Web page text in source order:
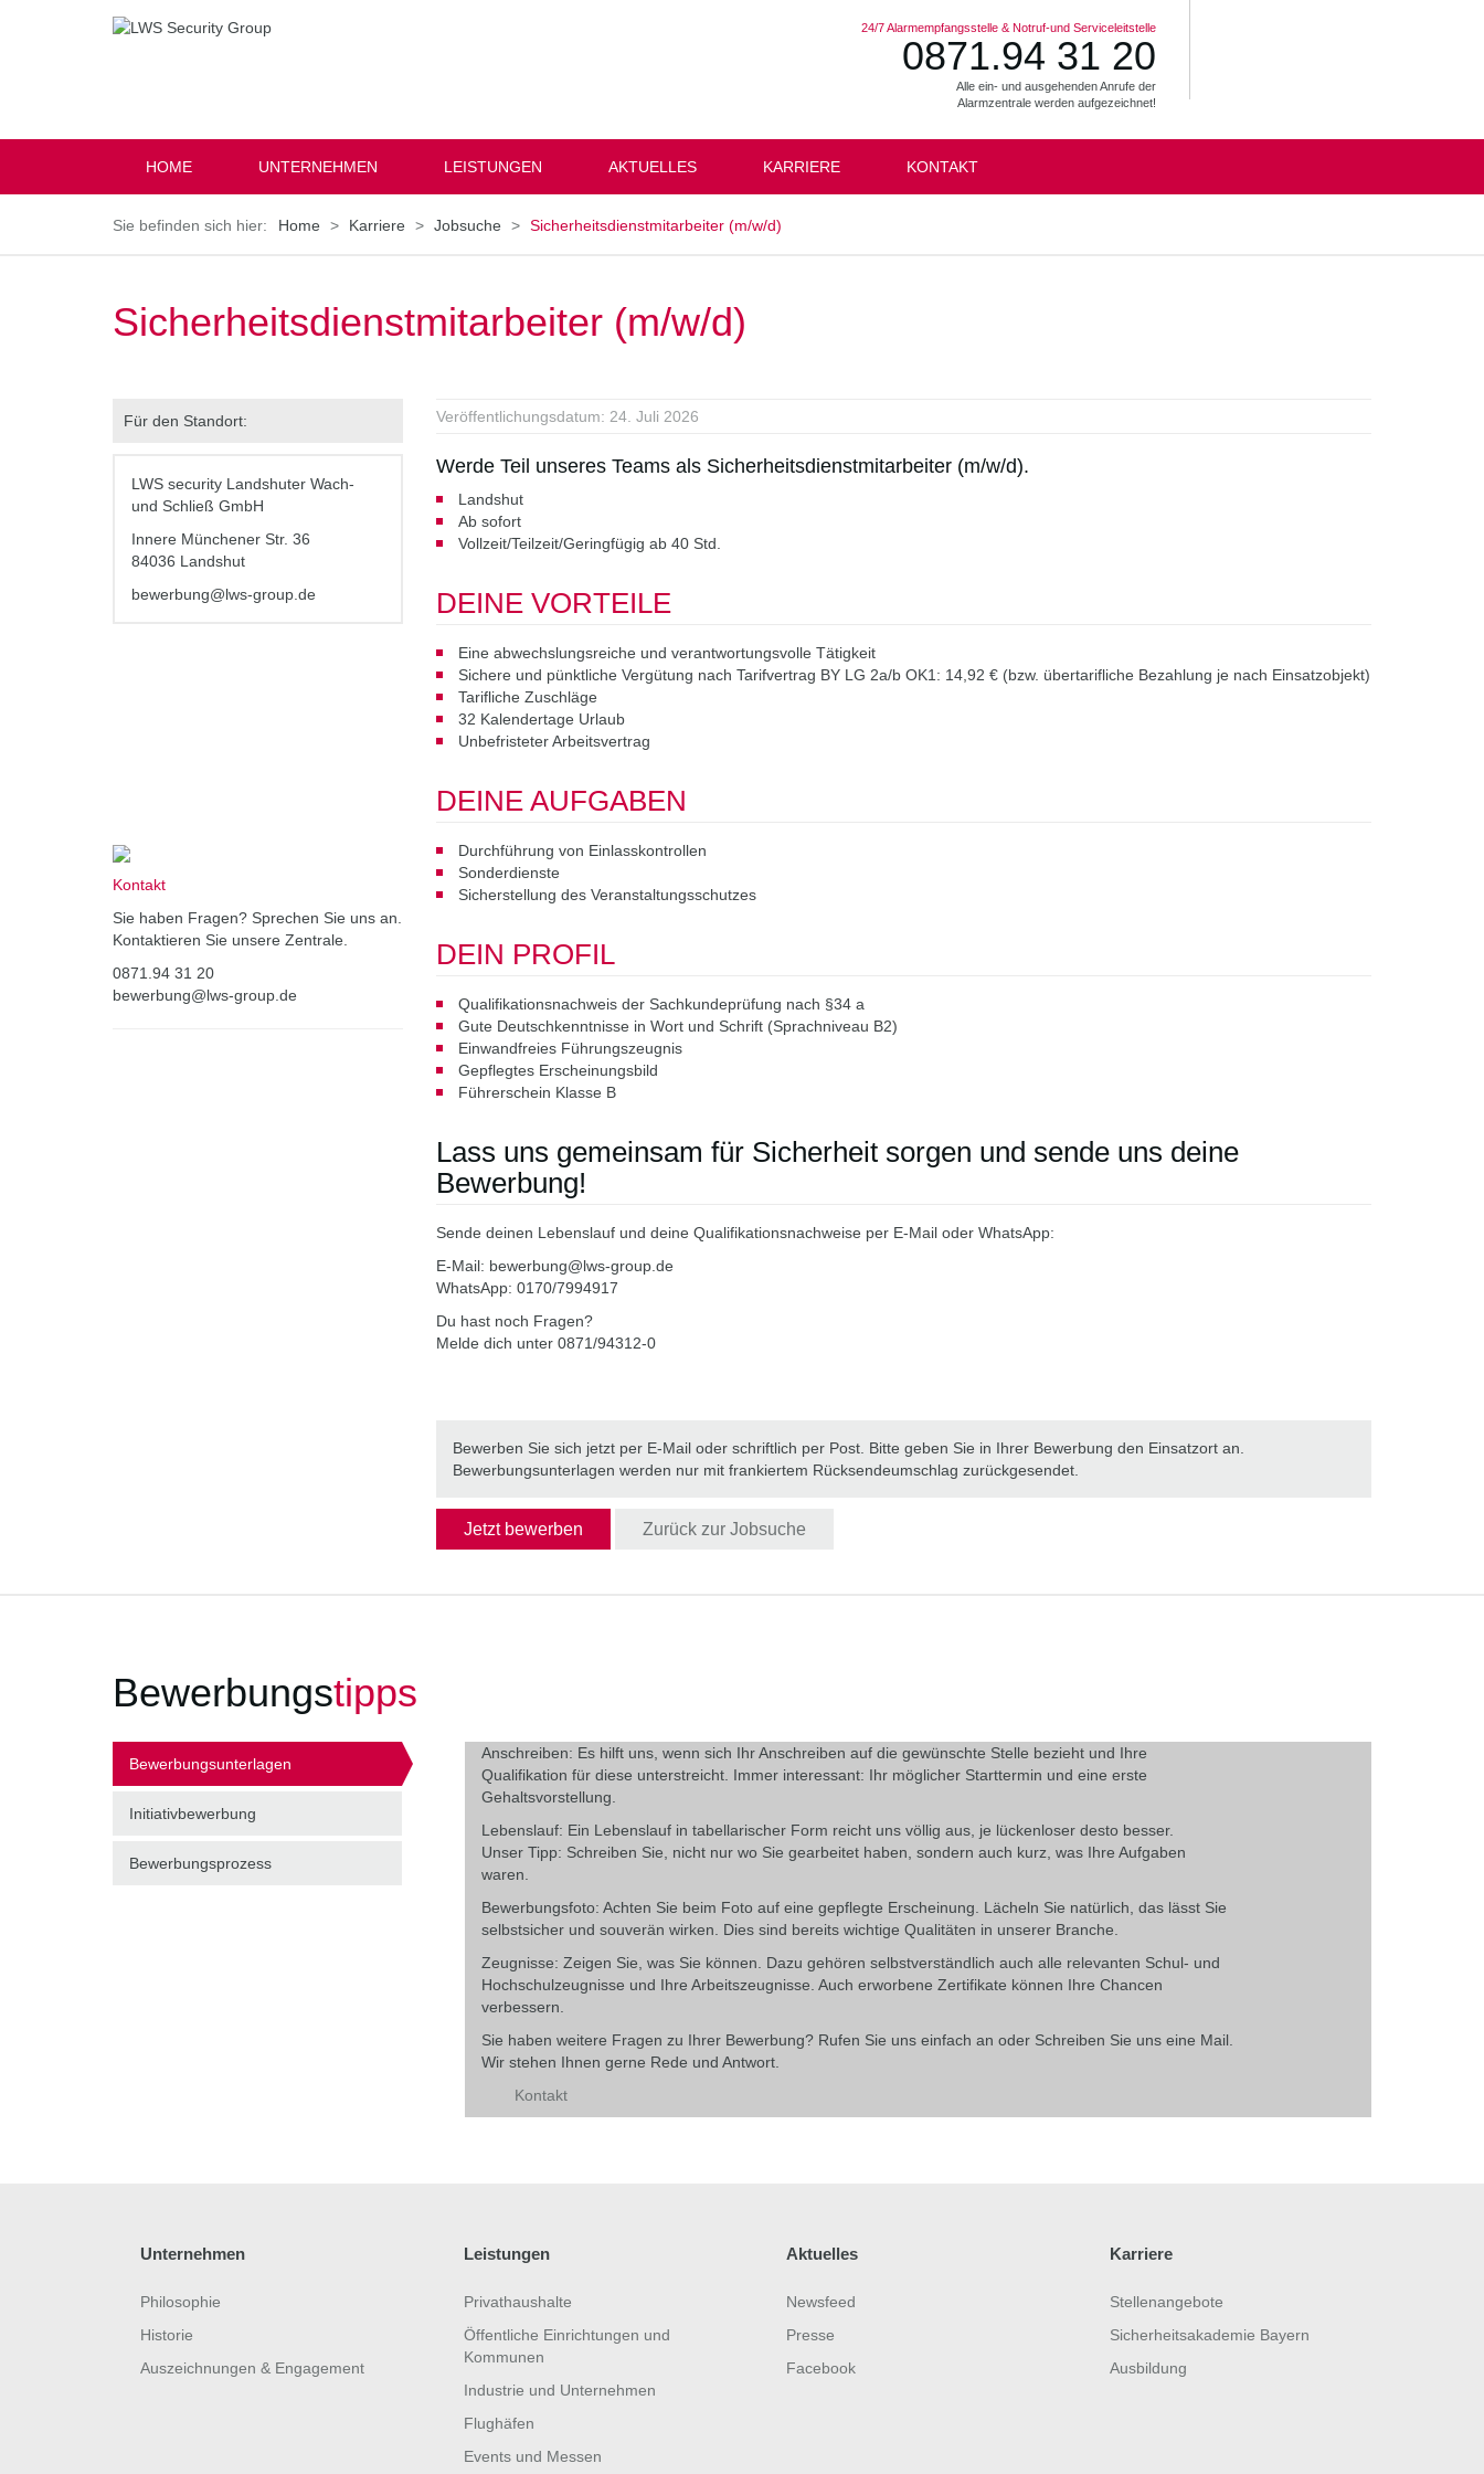
24/7 Alarmempfangsstelle & Notruf-und Serviceleitstelle
0871.94 31 20
Alle ein- und ausgehenden Anrufe der
Alarmzentrale werden aufgezeichnet!
HOME UNTERNEHMEN LEISTUNGEN AKTUELLES KARRIERE KONTAKT
Home Karriere Jobsuche Sicherheitsdienstmitarbeiter (m/w/d)
Sicherheitsdienstmitarbeiter (m/w/d)
Für den Standort:
LWS security Landshuter Wach-
und Schließ GmbH
Innere Münchener Str. 36
84036 Landshut
bewerbung@lws-group.de
Kontakt
Sie haben Fragen? Sprechen Sie uns an.
Kontaktieren Sie unsere Zentrale.
0871.94 31 20
bewerbung@lws-group.de
Veröffentlichungsdatum: 24. Juli 2026
Werde Teil unseres Teams als Sicherheitsdienstmitarbeiter (m/w/d).
Landshut
Ab sofort
Vollzeit/Teilzeit/Geringfügig ab 40 Std.
DEINE VORTEILE
Eine abwechslungsreiche und verantwortungsvolle Tätigkeit
Sichere und pünktliche Vergütung nach Tarifvertrag BY LG 2a/b OK1: 14,92 € (bzw. übertarifliche Bezahlung je nach Einsatzobjekt)
Tarifliche Zuschläge
32 Kalendertage Urlaub
Unbefristeter Arbeitsvertrag
DEINE AUFGABEN
Durchführung von Einlasskontrollen
Sonderdienste
Sicherstellung des Veranstaltungsschutzes
DEIN PROFIL
Qualifikationsnachweis der Sachkundeprüfung nach §34 a
Gute Deutschkenntnisse in Wort und Schrift (Sprachniveau B2)
Einwandfreies Führungszeugnis
Gepflegtes Erscheinungsbild
Führerschein Klasse B
Lass uns gemeinsam für Sicherheit sorgen und sende uns deine
Bewerbung!
Sende deinen Lebenslauf und deine Qualifikationsnachweise per E-Mail oder WhatsApp:
E-Mail: bewerbung@lws-group.de
WhatsApp: 0170/7994917
Du hast noch Fragen?
Melde dich unter 0871/94312-0
Bewerben Sie sich jetzt per E-Mail oder schriftlich per Post. Bitte geben Sie in Ihrer Bewerbung den Einsatzort an.
Bewerbungsunterlagen werden nur mit frankiertem Rücksendeumschlag zurückgesendet.
Jetzt bewerben Zurück zur Jobsuche
Bewerbungstipps
Bewerbungsunterlagen
Initiativbewerbung
Bewerbungsprozess
Anschreiben: Es hilft uns, wenn sich Ihr Anschreiben auf die gewünschte Stelle bezieht und Ihre
Qualifikation für diese unterstreicht. Immer interessant: Ihr möglicher Starttermin und eine erste
Gehaltsvorstellung.
Lebenslauf: Ein Lebenslauf in tabellarischer Form reicht uns völlig aus, je lückenloser desto besser.
Unser Tipp: Schreiben Sie, nicht nur wo Sie gearbeitet haben, sondern auch kurz, was Ihre Aufgaben
waren.
Bewerbungsfoto: Achten Sie beim Foto auf eine gepflegte Erscheinung. Lächeln Sie natürlich, das lässt Sie
selbstsicher und souverän wirken. Dies sind bereits wichtige Qualitäten in unserer Branche.
Zeugnisse: Zeigen Sie, was Sie können. Dazu gehören selbstverständlich auch alle relevanten Schul- und
Hochschulzeugnisse und Ihre Arbeitszeugnisse. Auch erworbene Zertifikate können Ihre Chancen
verbessern.
Sie haben weitere Fragen zu Ihrer Bewerbung? Rufen Sie uns einfach an oder Schreiben Sie uns eine Mail.
Wir stehen Ihnen gerne Rede und Antwort.
Kontakt
Unternehmen
Philosophie
Historie
Auszeichnungen & Engagement
Leistungen
Privathaushalte
Öffentliche Einrichtungen und
Kommunen
Industrie und Unternehmen
Flughäfen
Events und Messen
Aktuelles
Newsfeed
Presse
Facebook
Karriere
Stellenangebote
Sicherheitsakademie Bayern
Ausbildung